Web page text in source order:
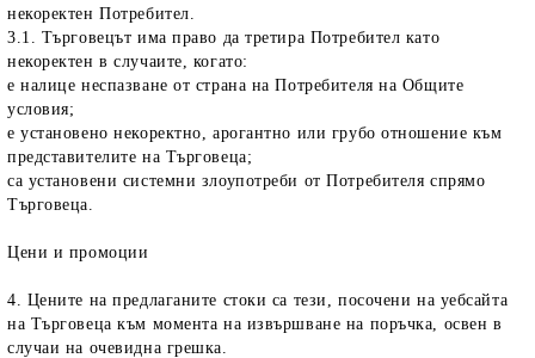
некоректен Потребител.
3.1. Търговецът има право да третира Потребител като
некоректен в случаите, когато:
е налице неспазване от страна на Потребителя на Общите
условия;
е установено некоректно, арогантно или грубо отношение към
представителите на Търговеца;
са установени системни злоупотреби от Потребителя спрямо
Търговеца.
Цени и промоции
4. Цените на предлаганите стоки са тези, посочени на уебсайта
на Търговеца към момента на извършване на поръчка, освен в
случаи на очевидна грешка.